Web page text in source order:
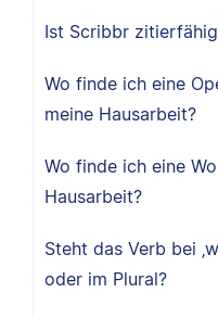
Ist Scribbr
Wo finde ich eine
meine Hausarbeit?
Wo finde ich eine
Hausarbeit?
Steht das Verb bei
oder im Plural?